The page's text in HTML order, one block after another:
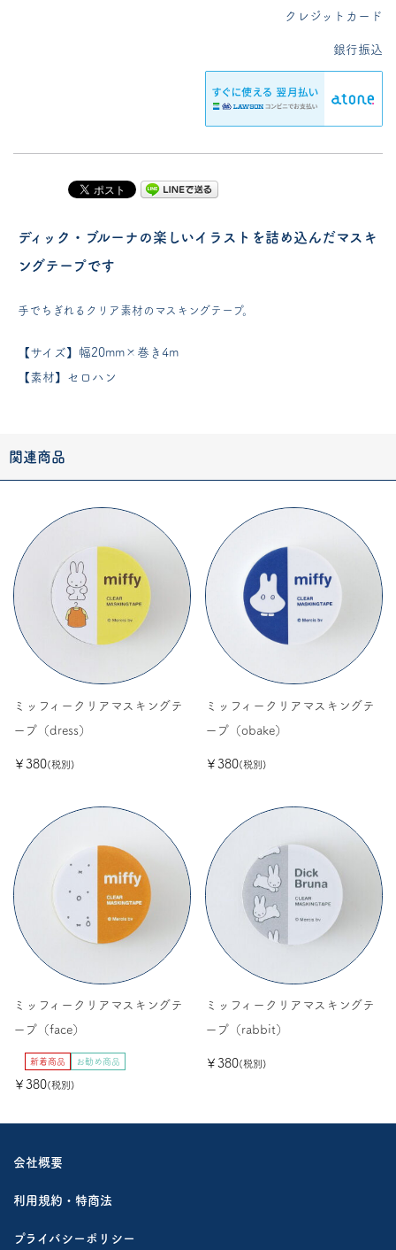
クレジットカード
銀行振込
ディック・ブルーナの楽しいイラストを詰め込んだマスキ
ングテープです
手でちぎれるクリア素材のマスキングテープ。
【サイズ】幅20mm×巻き4m
【素材】セロハン
関連商品
ミッフィークリアマスキングテ
ープ（dress）
￥380(税別)
ミッフィークリアマスキングテ
ープ（obake）
￥380(税別)
ミッフィークリアマスキングテ
ープ（face）
新着商品 お勧め商品
￥380(税別)
ミッフィークリアマスキングテ
ープ（rabbit）
￥380(税別)
会社概要
利用規約・特商法
プライバシーポリシー